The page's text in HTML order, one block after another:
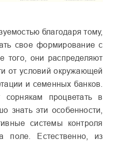
благодаря тому,
свое формирова­ние с
того, они распреде­ляют
от условий окру­жающей
и семен­ных банков.
про­цветать в
знать эти особенности,
систе­мы контроля
поле. Естественно, из